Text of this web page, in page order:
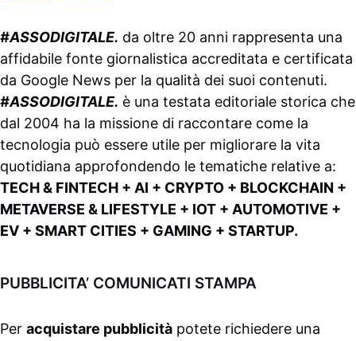
#ASSODIGITALE. da oltre 20 anni rappresenta una
affidabile fonte giornalistica accreditata e certificata
da Google News per la qualità dei suoi contenuti.
#ASSODIGITALE. è una testata editoriale storica che
dal 2004 ha la missione di raccontare come la
tecnologia può essere utile per migliorare la vita
quotidiana approfondendo le tematiche relative a:
TECH & FINTECH + AI + CRYPTO + BLOCKCHAIN +
METAVERSE & LIFESTYLE + IOT + AUTOMOTIVE +
EV + SMART CITIES + GAMING + STARTUP.
PUBBLICITA’ COMUNICATI STAMPA
Per acquistare pubblicità potete richiedere una